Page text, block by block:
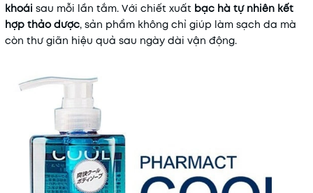
khoái sau mỗi lần tắm. Với chiết xuất bạc hà tự nhiên kết
hợp thảo dược, sản phẩm không chỉ giúp làm sạch da mà
còn thư giãn hiệu quả sau ngày dài vận động.